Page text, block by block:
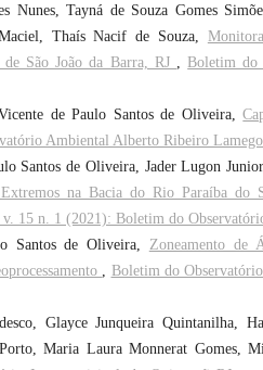
Nunes, Tayná de Souza Gomes
Thaís Nacif de Souza,
São João da Barra, RJ
Boletim do
de Paulo Santos de Oliveira,
Ambiental Alberto Ribeiro
Santos de Oliveira, Jader Lugon
na Bacia do Rio Paraíba do
15 n. 1 (2021): Boletim do
Santos de Oliveira, Zoneamento de
Boletim do
Glayce Junqueira Quintanilha,
Maria Laura Monnerat Gomes,